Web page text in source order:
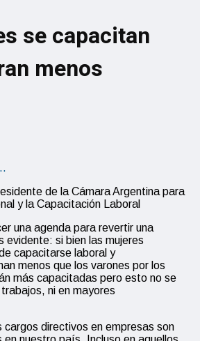
se capacitan
menos
de la Cámara Argentina para
y la Capacitación Laboral
una agenda para revertir una
evidente: si bien las mujeres
capacitarse laboral y
menos que los varones por los
más capacitadas pero esto no se
ni en mayores
cargos directivos en empresas son